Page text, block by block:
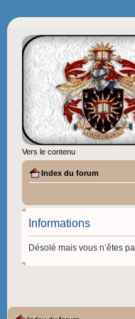
Vers le contenu
Index du forum
Informations
Désolé mais vous n’êtes